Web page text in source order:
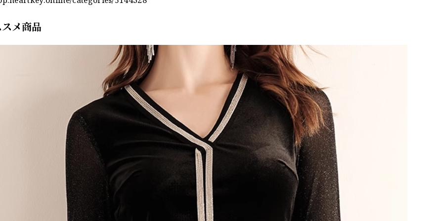
メ商品